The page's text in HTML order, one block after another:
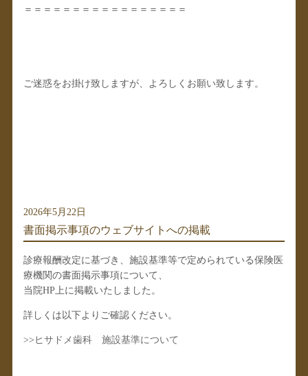
＝＝＝＝＝＝＝＝＝＝＝＝＝＝＝＝＝
ご迷惑をお掛け致しますが、よろしくお願い致します。
2026年5月22日
書面掲示事項のウェブサイトへの掲載
診療報酬改定に基づき、施設基準等で定められている保険医
療機関の書面掲示事項について、
当院HP上に掲載いたしました。
詳しくは以下よりご確認ください。
>> ヒサドメ歯科 施設基準について